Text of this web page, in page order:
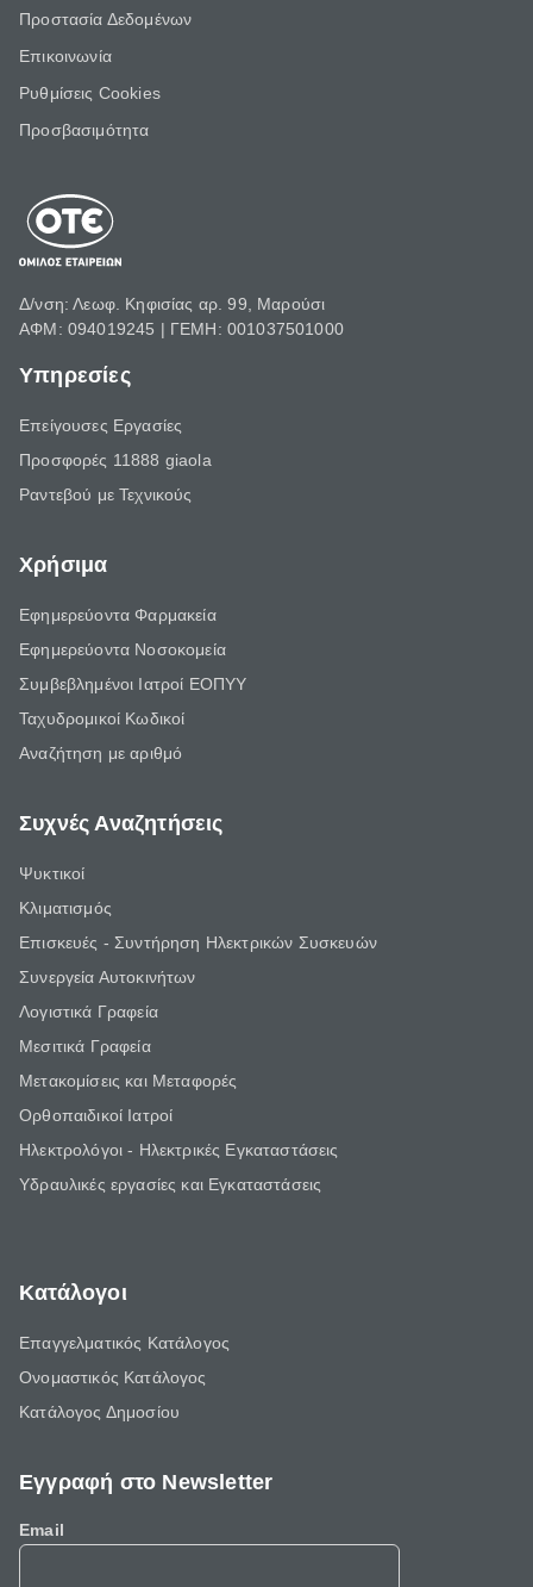
Προστασία Δεδομένων
Επικοινωνία
Ρυθμίσεις Cookies
Προσβασιμότητα
Δ/νση: Λεωφ. Κηφισίας αρ. 99, Μαρούσι
ΑΦΜ: 094019245 | ΓΕΜΗ: 001037501000
Υπηρεσίες
Επείγουσες Εργασίες
Προσφορές 11888 giaola
Ραντεβού με Τεχνικούς
Χρήσιμα
Εφημερεύοντα Φαρμακεία
Εφημερεύοντα Νοσοκομεία
Συμβεβλημένοι Ιατροί ΕΟΠΥΥ
Ταχυδρομικοί Κωδικοί
Αναζήτηση με αριθμό
Συχνές Αναζητήσεις
Ψυκτικοί
Κλιματισμός
Επισκευές - Συντήρηση Ηλεκτρικών Συσκευών
Συνεργεία Αυτοκινήτων
Λογιστικά Γραφεία
Μεσιτικά Γραφεία
Μετακομίσεις και Μεταφορές
Ορθοπαιδικοί Ιατροί
Ηλεκτρολόγοι - Ηλεκτρικές Εγκαταστάσεις
Υδραυλικές εργασίες και Εγκαταστάσεις
Κατάλογοι
Επαγγελματικός Κατάλογος
Ονομαστικός Κατάλογος
Κατάλογος Δημοσίου
Εγγραφή στο Newsletter
Email